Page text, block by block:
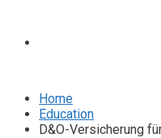
Home
Education
D&O-Versicherung